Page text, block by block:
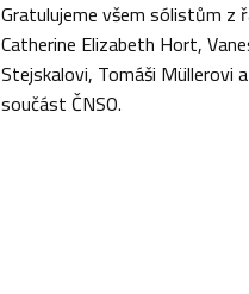
Gratulujeme všem sólistům z
Catherine Elizabeth Hort,
Stejskalovi, Tomáši Müllerovi
součást ČNSO.